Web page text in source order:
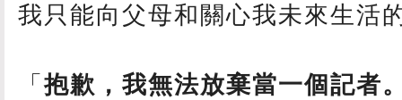
我只能向父母和關心我未來生活
「抱歉，我無法放棄當一個記者